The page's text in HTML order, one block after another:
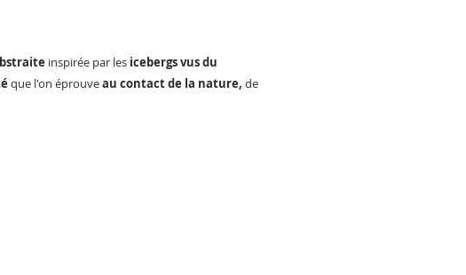
inspirée par les icebergs vus du
que l'on éprouveau contact de la nature, de